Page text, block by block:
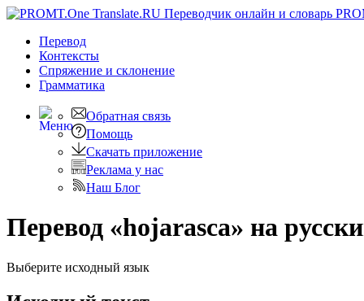
Перевод
Контексты
Спряжение и склонение
Грамматика
Обратная связь
Помощь
Скачать приложение
Реклама у нас
Наш Блог
Перевод «hojarasca» на
Выберите исходный язык